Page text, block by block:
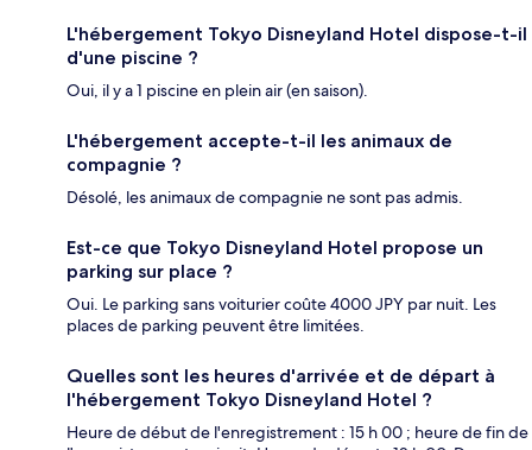
L'hébergement Tokyo Disneyland Hotel dispose-t-il
d'une piscine ?
Oui, il y a 1 piscine en plein air (en saison).
L'hébergement accepte-t-il les animaux de
compagnie ?
Désolé, les animaux de compagnie ne sont pas admis.
Est-ce que Tokyo Disneyland Hotel propose un
parking sur place ?
Oui. Le parking sans voiturier coûte 4000 JPY par nuit. Les
places de parking peuvent être limitées.
Quelles sont les heures d'arrivée et de départ à
l'hébergement Tokyo Disneyland Hotel ?
Heure de début de l'enregistrement : 15 h 00 ; heure de fin de